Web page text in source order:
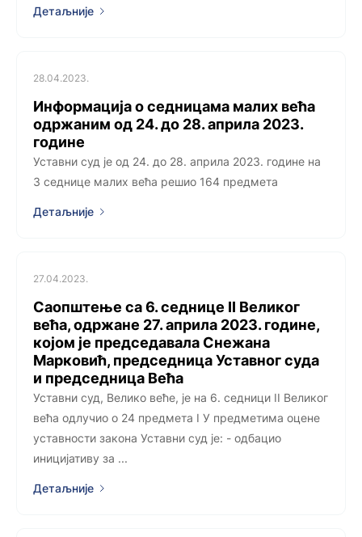
Детаљније
28.04.2023.
Информација о седницама малих већа
одржаним од 24. до 28. априла 2023.
године
Уставни суд је од 24. до 28. априла 2023. године на
3 седнице малих већа решио 164 предмета
Детаљније
27.04.2023.
Саопштење са 6. седницe II Великог
већа, одржанe 27. априла 2023. године,
којoм је председавала Снежана
Марковић, председница Уставног суда
и председница Већа
Уставни суд, Велико веће, је на 6. седници II Великог
већа одлучио о 24 предмета I У предметима оцене
уставности законa Уставни суд је: - одбацио
иницијативу за ...
Детаљније